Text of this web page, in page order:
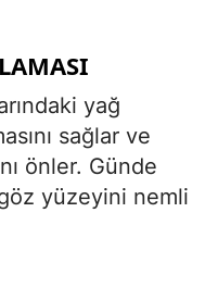
yağ
sağlar ve
önler. Günde
yüzeyini nemli